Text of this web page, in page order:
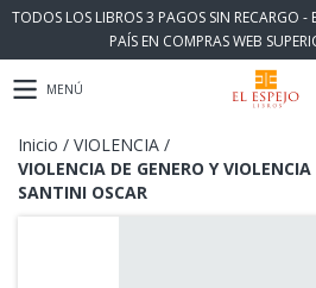
TODOS LOS LIBROS 3 PAGOS SIN RECARGO -
PAÍS EN COMPRAS WEB
MENÚ
Inicio / VIOLENCIA /
VIOLENCIA DE GENERO Y
SANTINI OSCAR